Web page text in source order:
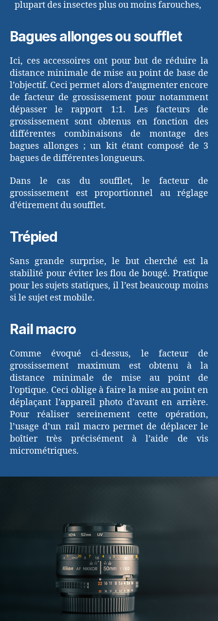
plupart des insectes plus ou moins farouches,
Bagues allonges ou soufflet
Ici, ces accessoires ont pour but de réduire la
distance minimale de mise au point de base de
l’objectif. Ceci permet alors d’augmenter encore
de facteur de grossissement pour notamment
dépasser le rapport 1:1. Les facteurs de
grossissement sont obtenus en fonction des
différentes combinaisons de montage des
bagues allonges ; un kit étant composé de 3
bagues de différentes longueurs.
Dans le cas du soufflet, le facteur de
grossissement est proportionnel au réglage
d’étirement du soufflet.
Trépied
Sans grande surprise, le but cherché est la
stabilité pour éviter les flou de bougé. Pratique
pour les sujets statiques, il l’est beaucoup moins
si le sujet est mobile.
Rail macro
Comme évoqué ci-dessus, le facteur de
grossissement maximum est obtenu à la
distance minimale de mise au point de
l’optique. Ceci oblige à faire la mise au point en
déplaçant l’appareil photo d’avant en arrière.
Pour réaliser sereinement cette opération,
l’usage d’un rail macro permet de déplacer le
boîtier très précisément à l’aide de vis
micrométriques.